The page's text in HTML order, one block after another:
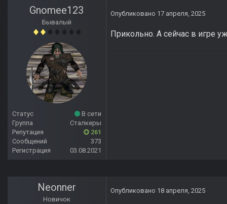
Gnomee123
Бывалый
Статус
В сети
Группа
Сталкеры
Репутация
261
Сообщений
373
Регистрация
03.08.2021
Опубликовано 17 апреля, 2025
Прикольно. А сейчас в игре
Neonner
Новичок
Опубликовано 18 апреля, 2025